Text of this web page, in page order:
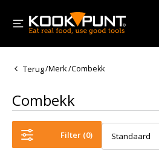
Terug/Merk/Combekk
Combekk
Filter (0) Standaard